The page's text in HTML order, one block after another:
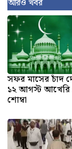
আরও খবর
সফর মাসের চাঁদ
১২ আগস্ট আখেরি
শোম্বা